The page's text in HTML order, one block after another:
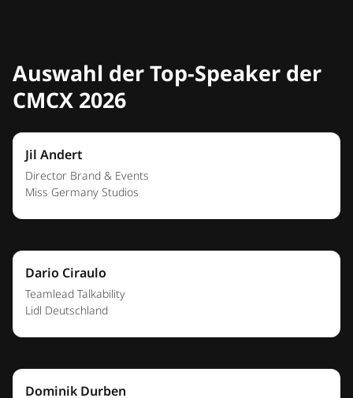
Auswahl der Top-Speaker der
CMCX 2026